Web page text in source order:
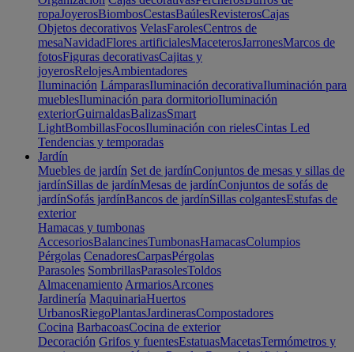
ropaJoyerosBiombosCestasBaúlesRevisterosCajas
Objetos decorativos VelasFarolesCentros de
mesaNavidadFlores artificialesMaceterosJarronesMarcos de
fotosFiguras decorativasCajitas y
joyerosRelojesAmbientadores
Iluminación LámparasIluminación decorativaIluminación para
mueblesIluminación para dormitorioIluminación
exteriorGuirnaldasBalizasSmart
LightBombillasFocosIluminación con rielesCintas Led
Tendencias y temporadas
Jardín
Muebles de jardín Set de jardínConjuntos de mesas y sillas de
jardínSillas de jardínMesas de jardínConjuntos de sofás de
jardínSofás jardínBancos de jardínSillas colgantesEstufas de
exterior
Hamacas y tumbonas
AccesoriosBalancinesTumbonasHamacasColumpios
Pérgolas CenadoresCarpasPérgolas
Parasoles SombrillasParasolesToldos
Almacenamiento ArmariosArcones
Jardinería MaquinariaHuertos
UrbanosRiegoPlantasJardinerasCompostadores
Cocina BarbacoasCocina de exterior
Decoración Grifos y fuentesEstatuasMacetasTermómetros y